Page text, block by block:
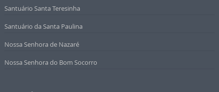
Santuário Santa Teresinha
Santuário da Santa Paulina
Nossa Senhora de Nazaré
Nossa Senhora do Bom Socorro